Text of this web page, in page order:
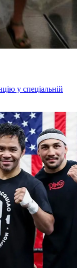
у спеціальній